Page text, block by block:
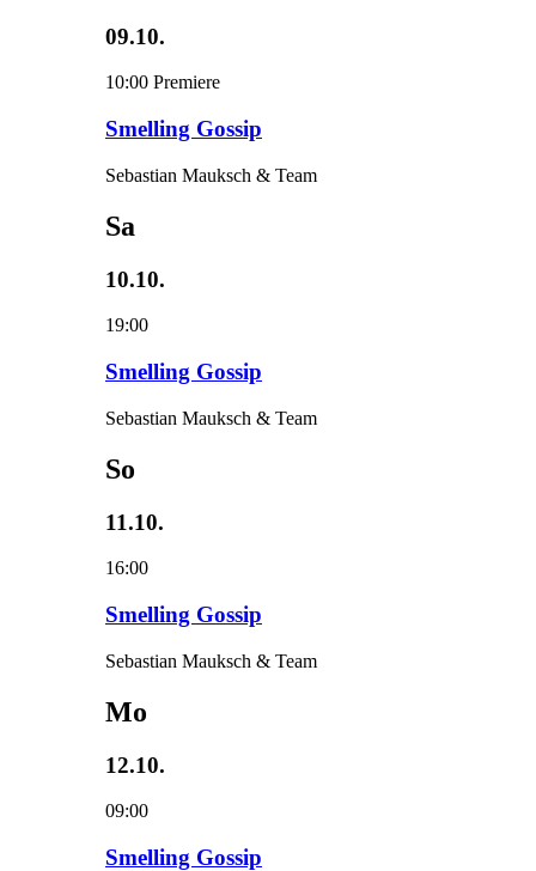
09.10.
10:00 Premiere
Smelling Gossip
Sebastian Mauksch & Team
Sa
10.10.
19:00
Smelling Gossip
Sebastian Mauksch & Team
So
11.10.
16:00
Smelling Gossip
Sebastian Mauksch & Team
Mo
12.10.
09:00
Smelling Gossip